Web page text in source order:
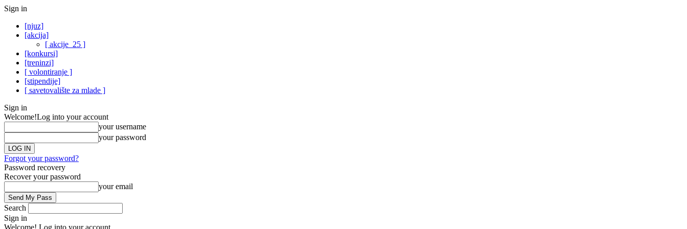
Sign in
[njuz]
[akcija]
[ akcije_25 ]
[konkursi]
[treninzi]
[ volontiranje ]
[stipendije]
[ savetovalište za mlade ]
Sign in
Welcome!Log into your account
your username
your password
Forgot your password?
Password recovery
Recover your password
your email
Search
Sign in
Welcome! Log into your account